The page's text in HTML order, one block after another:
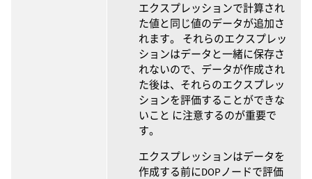
エクスプレッションで計算され
た値と同じ値のデータが追加さ
れます。 それらのエクスプレッ
ションはデータと一緒に保存さ
れないので、データが作成され
た後は、それらのエクスプレッ
ションを評価することができな
いこと に注意するのが重要で
す。
エクスプレッションはデータを
作成する前にDOPノードで評価